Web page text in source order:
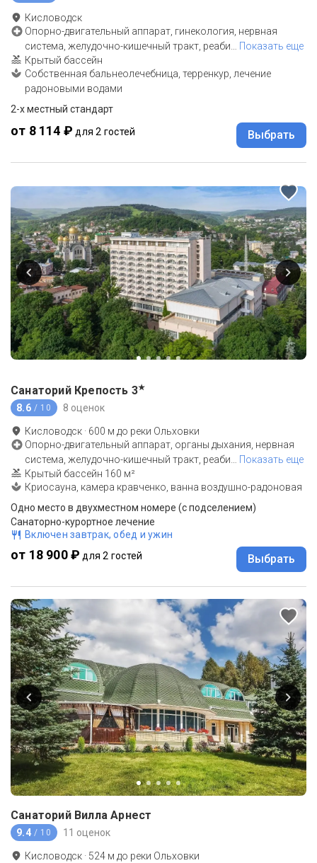
Кисловодск
Опорно-двигательный аппарат, гинекология, нервная
система, желудочно-кишечный тракт, реаби
Показать еще
Крытый бассейн
Собственная бальнеолечебница, терренкур, лечение
радоновыми водами
2-x местный стандарт
от 8 114 ₽ для 2 гостей Выбрать
Санаторий Крепость 3★
8.6 / 10 8 оценок
Кисловодск · 600 м до реки Ольховки
Опорно-двигательный аппарат, органы дыхания, нервная
система, желудочно-кишечный тракт, реаби… Показать еще
Крытый бассейн 160 м²
Криосауна, камера кравченко, ванна воздушно-радоновая
Одно место в двухместном номере (с подселением)
Санаторно-курортное лечение
Включен завтрак, обед и ужин
от 18 900 ₽ для 2 гостей Выбрать
Санаторий Вилла Арнест
9.4 / 10 11 оценок
Кисловодск · 524 м до реки Ольховки